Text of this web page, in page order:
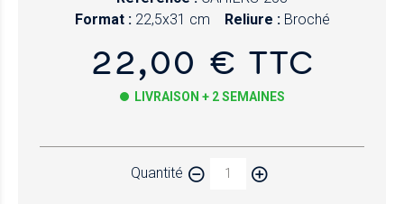
Format : 22,5x31 cm Reliure : Broché
22,00 € TTC
LIVRAISON + 2 SEMAINES
Quantité